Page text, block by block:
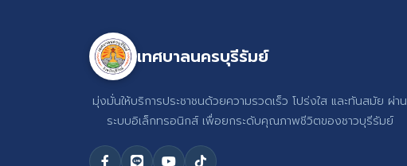
เทศบาลนครบุรีรัมย์
มุ่งมั่นให้บริการประชาชนด้วยความรวดเร็ว โปร่งใส และทันสมัย ผ่าน
ระบบอิเล็กทรอนิกส์ เพื่อยกระดับคุณภาพชีวิตของชาวบุรีรัมย์